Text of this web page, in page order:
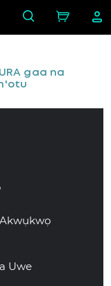
gaa na
Uwe